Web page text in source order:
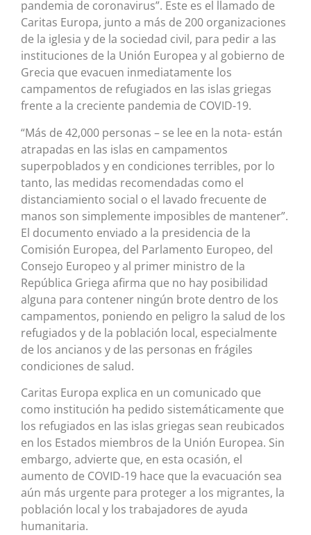
pandemia de coronavirus”. Este es el llamado de
Caritas Europa, junto a más de 200 organizaciones
de la iglesia y de la sociedad civil, para pedir a las
instituciones de la Unión Europea y al gobierno de
Grecia que evacuen inmediatamente los
campamentos de refugiados en las islas griegas
frente a la creciente pandemia de COVID-19.
“Más de 42,000 personas – se lee en la nota- están
atrapadas en las islas en campamentos
superpoblados y en condiciones terribles, por lo
tanto, las medidas recomendadas como el
distanciamiento social o el lavado frecuente de
manos son simplemente imposibles de mantener”.
El documento enviado a la presidencia de la
Comisión Europea, del Parlamento Europeo, del
Consejo Europeo y al primer ministro de la
República Griega afirma que no hay posibilidad
alguna para contener ningún brote dentro de los
campamentos, poniendo en peligro la salud de los
refugiados y de la población local, especialmente
de los ancianos y de las personas en frágiles
condiciones de salud.
Caritas Europa explica en un comunicado que
como institución ha pedido sistemáticamente que
los refugiados en las islas griegas sean reubicados
en los Estados miembros de la Unión Europea. Sin
embargo, advierte que, en esta ocasión, el
aumento de COVID-19 hace que la evacuación sea
aún más urgente para proteger a los migrantes, la
población local y los trabajadores de ayuda
humanitaria.